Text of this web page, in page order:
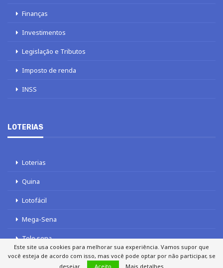
Finanças
Investimentos
Legislação e Tributos
Imposto de renda
INSS
LOTERIAS
Loterias
Quina
Lotofácil
Mega-Sena
Tele sena
Este site usa cookies para melhorar sua experiência. Vamos supor que
você esteja de acordo com isso, mas você pode optar por não participar, se
desejar.
Aceito Mais detalhes